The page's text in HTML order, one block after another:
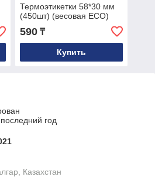
Термоэтикетки 58*30 мм
(450шт) (весовая ECO)
590₸
Купить
год
Казахстан